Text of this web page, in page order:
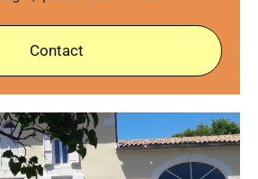
Contact